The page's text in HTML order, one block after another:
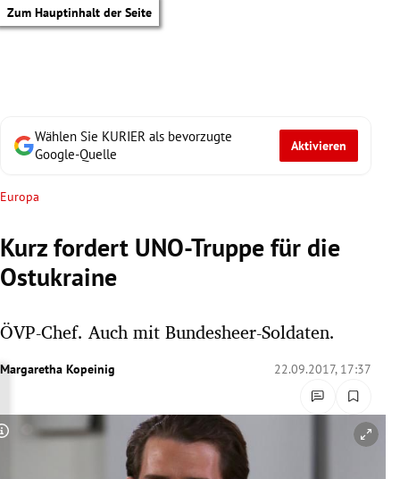
Zum Hauptinhalt der Seite
Untermenü
Untermenü
Wählen Sie KURIER als bevorzugte
Google-Quelle
Aktivieren
Europa
Kurz fordert UNO-Truppe für die
Ostukraine
ÖVP-Chef. Auch mit Bundesheer-Soldaten.
Margaretha Kopeinig 22.09.2017, 17:37
Copyright-Hinweis öffnen/schließen